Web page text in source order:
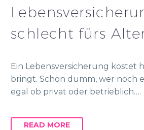
schlecht fürs
Ein Lebensversicherung kostet
bringt. Schön dumm, wer noch
egal ob privat oder betrieblich….
READ MORE